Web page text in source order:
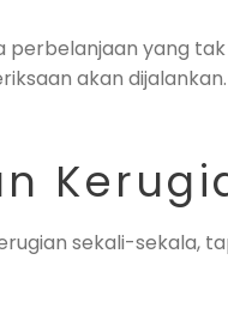
perbelanjaan yang
akan dijalankan.
sekali-sekala,